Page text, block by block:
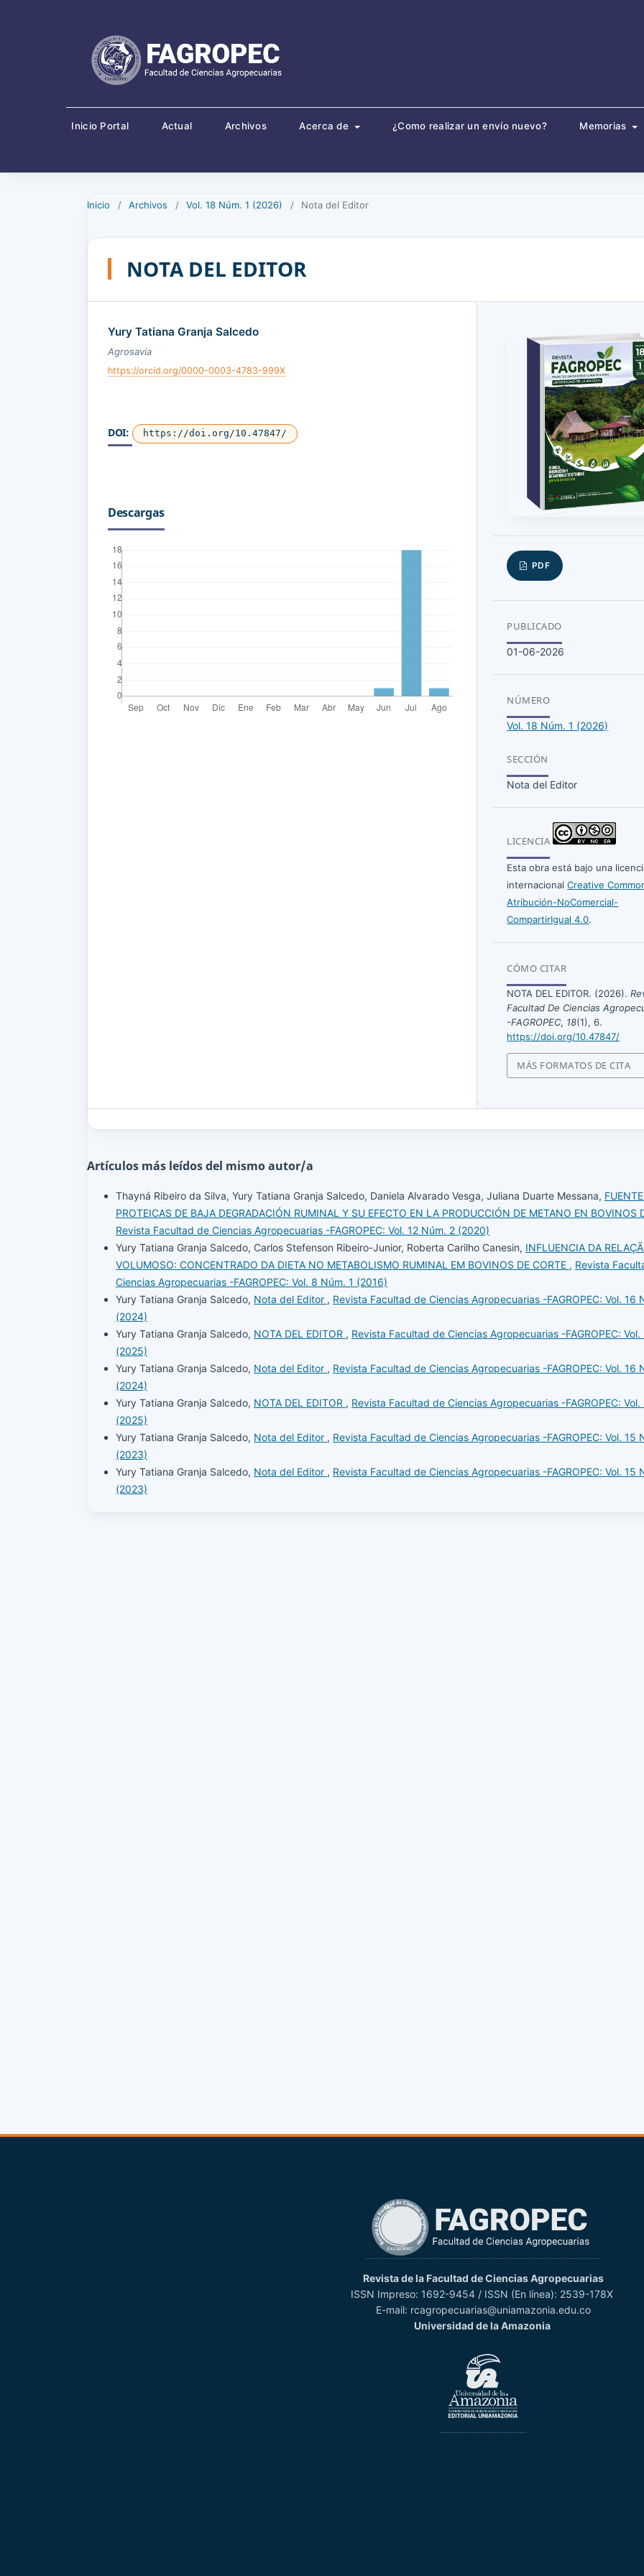
Inicio Portal Actual Archivos Acerca de ¿Como realizar un envío nuevo? Memorias
Inicio / Archivos / Vol. 18 Núm. 1 (2026) / Nota del Editor
NOTA DEL EDITOR
Yury Tatiana Granja Salcedo
Agrosavia
https://orcid.org/0000-0003-4783-999X
DOI: https://doi.org/10.47847/
Descargas
PDF
PUBLICADO
01-06-2026
NÚMERO
Vol. 18 Núm. 1 (2026)
SECCIÓN
Nota del Editor
LICENCIA
Esta obra está bajo una
internacionalCreative
Atribución-NoComercial-
CompartirIgual 4.0.
CÓMO CITAR
NOTA DEL EDITOR. (2026).
Facultad De Ciencias
-FAGROPEC, 18(1), 6.
https://doi.org/10.47847/
MÁS FORMATOS DE CITA
Artículos más leídos del mismo autor/a
Thayná Ribeiro da Silva, Yury Tatiana Granja Salcedo, Daniela Alvarado Vesga, Juliana Duarte Messana,
PROTEICAS DE BAJA DEGRADACIÓN RUMINAL Y SU EFECTO EN LA PRODUCCIÓN DE METANO EN BOVINOS
Revista Facultad de Ciencias Agropecuarias -FAGROPEC: Vol. 12 Núm. 2 (2020)
Yury Tatiana Granja Salcedo, Carlos Stefenson Ribeiro-Junior, Roberta Carilho Canesin, INFLUENCIA DA
VOLUMOSO: CONCENTRADO DA DIETA NO METABOLISMO RUMINAL EM BOVINOS DE CORTE , Revista
Ciencias Agropecuarias -FAGROPEC: Vol. 8 Núm. 1 (2016)
Yury Tatiana Granja Salcedo, Nota del Editor , Revista Facultad de Ciencias Agropecuarias -FAGROPEC: Vol. 16
(2024)
Yury Tatiana Granja Salcedo, NOTA DEL EDITOR , Revista Facultad de Ciencias Agropecuarias -FAGROPEC: Vol.
(2025)
Yury Tatiana Granja Salcedo, Nota del Editor , Revista Facultad de Ciencias Agropecuarias -FAGROPEC: Vol. 16
(2024)
Yury Tatiana Granja Salcedo, NOTA DEL EDITOR , Revista Facultad de Ciencias Agropecuarias -FAGROPEC: Vol.
(2025)
Yury Tatiana Granja Salcedo, Nota del Editor , Revista Facultad de Ciencias Agropecuarias -FAGROPEC: Vol. 15
(2023)
Yury Tatiana Granja Salcedo, Nota del Editor , Revista Facultad de Ciencias Agropecuarias -FAGROPEC: Vol. 15
(2023)
Revista de la Facultad de Ciencias Agropecuarias
ISSN Impreso: 1692-9454 / ISSN (En línea): 2539-178X
E-mail: rcagropecuarias@uniamazonia.edu.co
Universidad de la Amazonia